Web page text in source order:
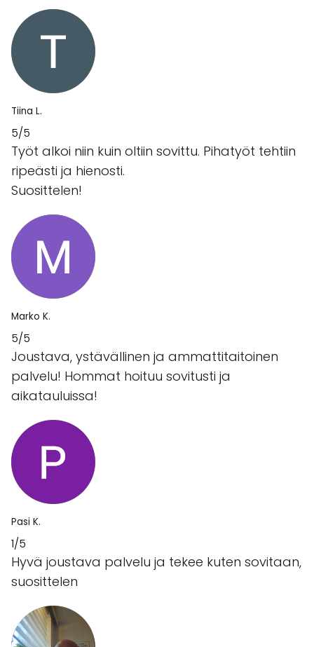
Tiina L.
5/5
Työt alkoi niin kuin oltiin sovittu. Pihatyöt tehtiin
ripeästi ja hienosti.
Suosittelen!
Marko K.
5/5
Joustava, ystävällinen ja ammattitaitoinen
palvelu! Hommat hoituu sovitusti ja
aikatauluissa!
Pasi K.
1/5
Hyvä joustava palvelu ja tekee kuten sovitaan,
suosittelen